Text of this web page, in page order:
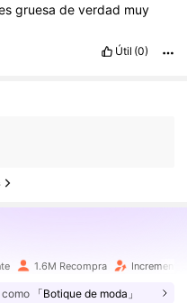
gruesa de verdad muy
Útil (0)
1.6M Recompra Incremento
「Botique de moda」